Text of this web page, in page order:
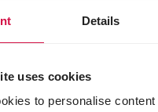
Details
uses cookies
to personalise
(spirulina 0,1%).